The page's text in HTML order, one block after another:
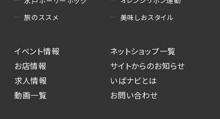
旅のススメ
美味しおスタイル
イベント情報
お店情報
求人情報
動画一覧
ネットショップ一覧
サイトからのお知らせ
いばナビとは
お問い合わせ